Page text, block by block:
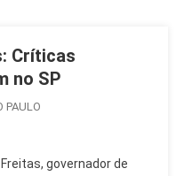
Críticas
no SP
PAULO
governador de